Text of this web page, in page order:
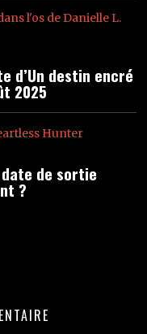
d’Un destin encré
2025
de sortie
?